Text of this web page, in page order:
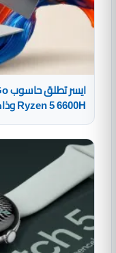
Ryzen 5 6600H وذاكرة 16 ...